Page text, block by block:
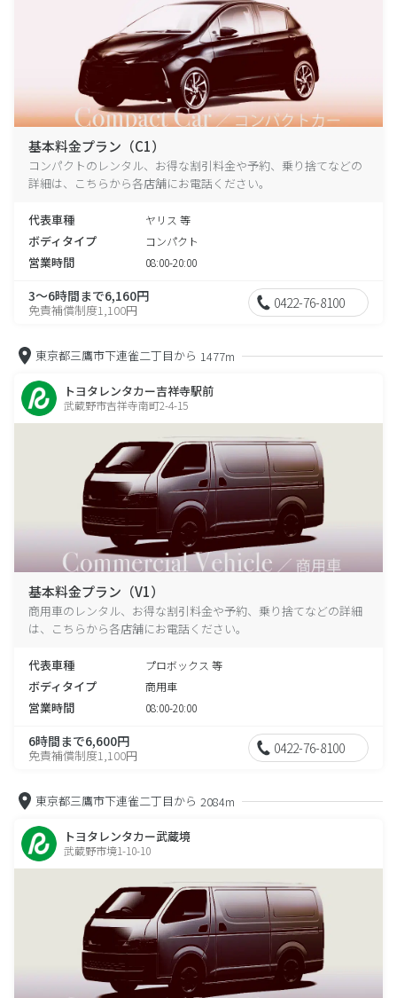
基本料金プラン（C1）
コンパクトのレンタル、お得な割引料金や予約、乗り捨てなどの
詳細は、こちらから各店舗にお電話ください。
代表車種 ヤリス 等
ボディタイプ コンパクト
営業時間 08:00-20:00
3～6時間まで6,160円
免責補償制度1,100円 0422-76-8100
東京都三鷹市下連雀二丁目から 1477m
トヨタレンタカー吉祥寺駅前
武蔵野市吉祥寺南町2-4-15
基本料金プラン（V1）
商用車のレンタル、お得な割引料金や予約、乗り捨てなどの詳細
は、こちらから各店舗にお電話ください。
代表車種 プロボックス 等
ボディタイプ 商用車
営業時間 08:00-20:00
6時間まで6,600円
免責補償制度1,100円 0422-76-8100
東京都三鷹市下連雀二丁目から 2084m
トヨタレンタカー武蔵境
武蔵野市境1-10-10